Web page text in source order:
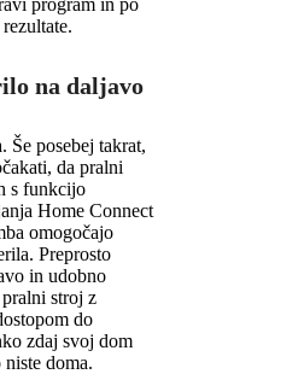
na daljavo
Še posebej takrat,
da pralni
s funkcijo
Home Connect
omogočajo
Preprosto
in udobno
stroj z
do
zdaj svoj dom
doma.